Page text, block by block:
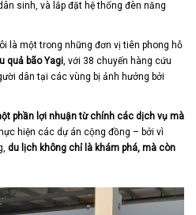
sinh, và lắp đặt hệ thống đèn năng
là một trong những đơn vị tiên phong hỗ
quả bão Yagi, với 38 chuyến hàng cứu
dân tại các vùng bị ảnh hưởng bởi
phần lợi nhuận từ chính các dịch vụ mà
hiện các dự án cộng đồng – bởi vì
du lịch không chỉ là khám phá, mà còn